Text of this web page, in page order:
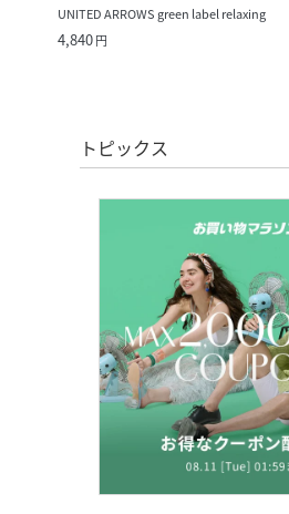
UNITED ARROWS green label relaxing
4,840円
トピックス